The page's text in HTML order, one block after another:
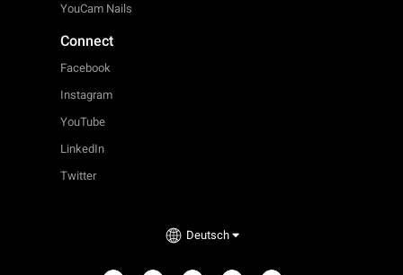
YouCam Nails
Connect
Facebook
Instagram
YouTube
LinkedIn
Twitter
Deutsch